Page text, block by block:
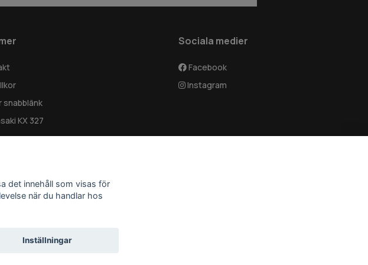
snabblänk
KX 327
Sociala medier
Facebook
Instagram
det innehåll som visas för
när du handlar hos
Inställningar